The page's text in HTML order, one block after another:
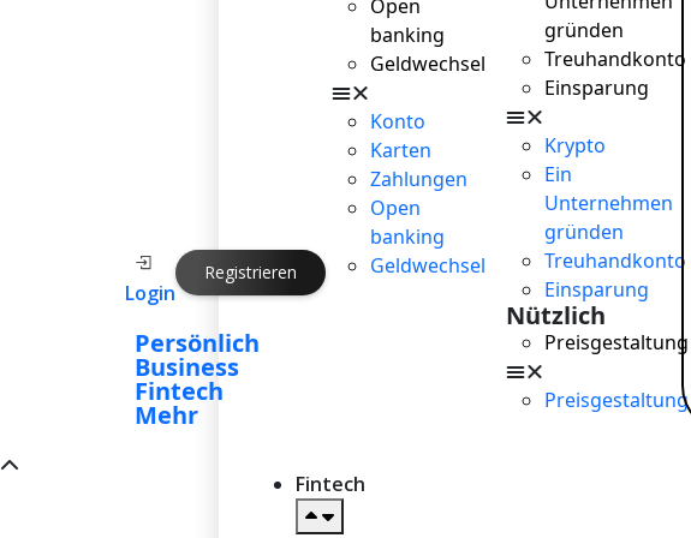
Open
banking
Geldwechsel
Konto
Karten
Zahlungen
Open
banking
Geldwechsel
gründen
Treuhandkonto
Einsparung
Krypto
Ein
Unternehmen
gründen
Treuhandkonto
Einsparung
Nützlich
Preisgestaltung
Preisgestaltung
Fintech
Login
Registrieren
Persönlich
Business
Fintech
Mehr